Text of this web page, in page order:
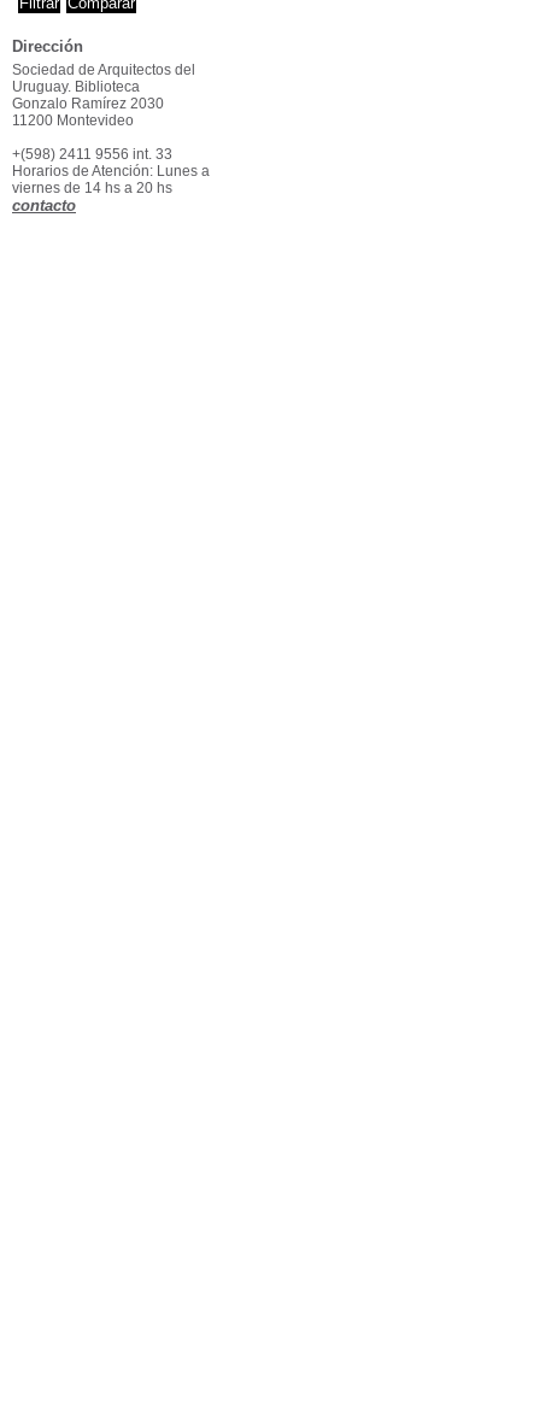
Dirección
Sociedad de Arquitectos del
Uruguay. Biblioteca
Gonzalo Ramírez 2030
11200 Montevideo
+(598) 2411 9556 int. 33
Horarios de Atención: Lunes a
viernes de 14 hs a 20 hs
contacto